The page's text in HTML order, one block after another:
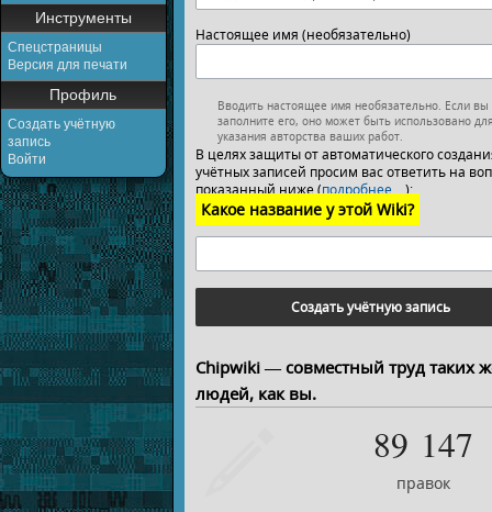
Инструменты
Спецстраницы
Версия для печати
Профиль
Создать учётную
запись
Войти
Настоящее имя (необязательно)
Вводить настоящее имя необязательно. Если вы
заполните его, оно может быть использовано
указания авторства ваших работ.
В целях защиты от автоматического
учётных записей просим вас ответить на
показанный ниже (подробнее…):
Какое название у этой Wiki?
Создать учётную запись
Chipwiki — совместный труд таких
людей, как вы.
89 147
правок